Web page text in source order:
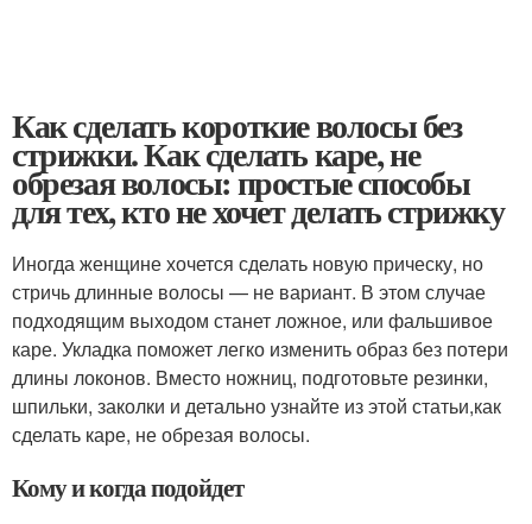
Как сделать короткие волосы без
стрижки. Как сделать каре, не
обрезая волосы: простые способы
для тех, кто не хочет делать стрижку
Иногда женщине хочется сделать новую прическу, но
стричь длинные волосы — не вариант. В этом случае
подходящим выходом станет ложное, или фальшивое
каре. Укладка поможет легко изменить образ без потери
длины локонов. Вместо ножниц, подготовьте резинки,
шпильки, заколки и детально узнайте из этой статьи,как
сделать каре, не обрезая волосы.
Кому и когда подойдет